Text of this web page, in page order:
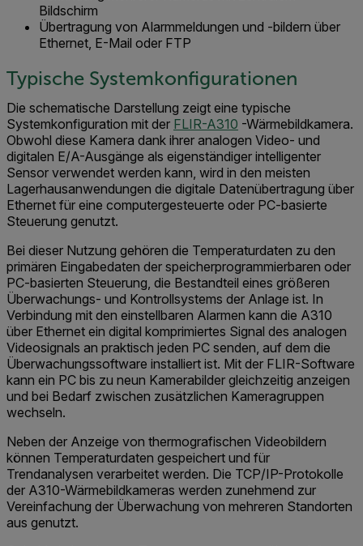
Bildschirm
Übertragung von Alarmmeldungen und -bildern über
Ethernet, E-Mail oder FTP
Typische Systemkonfigurationen
Die schematische Darstellung zeigt eine typische
Systemkonfiguration mit der FLIR-A310 -Wärmebildkamera.
Obwohl diese Kamera dank ihrer analogen Video- und
digitalen E/A-Ausgänge als eigenständiger intelligenter
Sensor verwendet werden kann, wird in den meisten
Lagerhausanwendungen die digitale Datenübertragung über
Ethernet für eine computergesteuerte oder PC-basierte
Steuerung genutzt.
Bei dieser Nutzung gehören die Temperaturdaten zu den
primären Eingabedaten der speicherprogrammierbaren oder
PC-basierten Steuerung, die Bestandteil eines größeren
Überwachungs- und Kontrollsystems der Anlage ist. In
Verbindung mit den einstellbaren Alarmen kann die A310
über Ethernet ein digital komprimiertes Signal des analogen
Videosignals an praktisch jeden PC senden, auf dem die
Überwachungssoftware installiert ist. Mit der FLIR-Software
kann ein PC bis zu neun Kamerabilder gleichzeitig anzeigen
und bei Bedarf zwischen zusätzlichen Kameragruppen
wechseln.
Neben der Anzeige von thermografischen Videobildern
können Temperaturdaten gespeichert und für
Trendanalysen verarbeitet werden. Die TCP/IP-Protokolle
der A310-Wärmebildkameras werden zunehmend zur
Vereinfachung der Überwachung von mehreren Standorten
aus genutzt.